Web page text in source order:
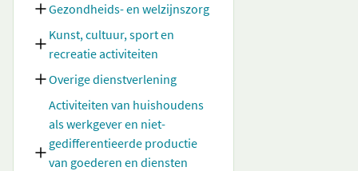
Gezondheids- en welzijnszorg
Kunst, cultuur, sport en
recreatie activiteiten
Overige dienstverlening
Activiteiten van huishoudens
als werkgever en niet-
gedifferentieerde productie
van goederen en diensten